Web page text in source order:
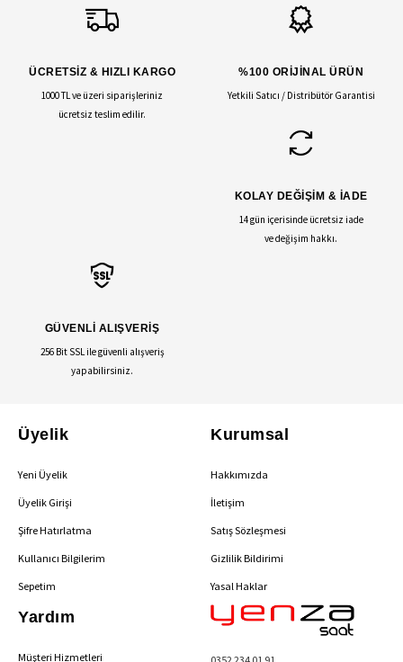
ÜCRETSİZ & HIZLI KARGO
1000 TL ve üzeri siparişleriniz
ücretsiz teslim edilir.
%100 ORİJİNAL ÜRÜN
Yetkili Satıcı / Distribütör Garantisi
KOLAY DEĞİŞİM & İADE
14 gün içerisinde ücretsiz iade
ve değişim hakkı.
GÜVENLİ ALIŞVERİŞ
256 Bit SSL ile güvenli alışveriş
yapabilirsiniz.
Üyelik
Yeni Üyelik
Üyelik Girişi
Şifre Hatırlatma
Kullanıcı Bilgilerim
Sepetim
Kurumsal
Hakkımızda
İletişim
Satış Sözleşmesi
Gizlilik Bildirimi
Yasal Haklar
Yardım
Müşteri Hizmetleri